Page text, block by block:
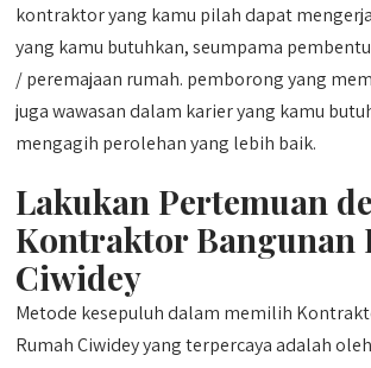
kontraktor yang kamu pilah dapat
yang kamu butuhkan, seumpama
/ peremajaan rumah. pemborong yang
juga wawasan dalam karier yang kamu
mengagih perolehan yang lebih baik.
Lakukan Pertemuan
Kontraktor Bangunan
Ciwidey
Metode kesepuluh dalam memilih
Rumah Ciwidey yang terpercaya adalah